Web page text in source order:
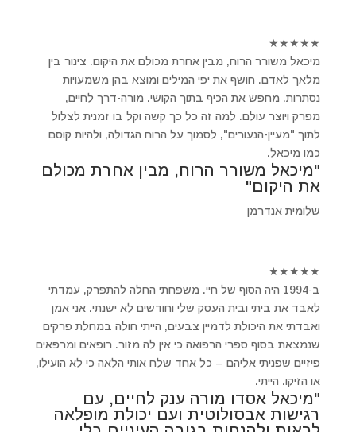
★
★
★
★
★
מיכאל משורר הרוח, מבין אחרת מכולם את היקום. צינור בין
מלאך לאדם. חושף את יפי המילים ומוצא בהן משמעויות
נסתרות. מחפש את הכיף בתוך הקושי. מורה-דרך לחיים,
מפרק ויוצר עולם. למה זה כל כך קשה וקל בו זמנית לצלול
לתוך "מעיין-הנעורים", לסמוך על הרוח הגדולה, ולהיות קוסם
כמו מיכאל.
"מיכאל משורר הרוח, מבין אחרת מכולם
את היקום"
שלומית אנדרמן
★
★
★
★
★
ב-1994 היה הסוף של חיי. משפחתי החלה להתפרק, עמדתי
לאבד את ביתי ובית העסק שלי וחודשים לא ישנתי. אני אמן
ואבדתי את היכולת לדמיין צבעים, הייתי חולה במחלת פרקים
שנמצאת בסוף ספרי הרפואה כי אין לה מזור. רופאים ומרפאים
פיזיים שפניתי אליהם – כל אחד שלח אותי הלאה כי לא הועילו,
או הזיקו. הייתי.
"מיכאל אסדו מורה ענק לחיים, עם
רגישות אבסולוטית ועם יכולת מופלאה